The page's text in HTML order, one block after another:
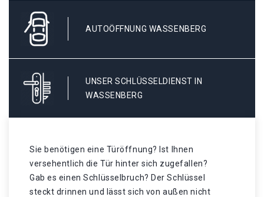
AUTOÖFFNUNG WASSENBERG
UNSER SCHLÜSSELDIENST IN
WASSENBERG
Sie benötigen eine Türöffnung? Ist Ihnen
versehentlich die Tür hinter sich zugefallen?
Gab es einen Schlüsselbruch? Der Schlüssel
steckt drinnen und lässt sich von außen nicht